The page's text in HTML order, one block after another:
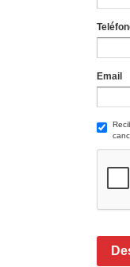
Email